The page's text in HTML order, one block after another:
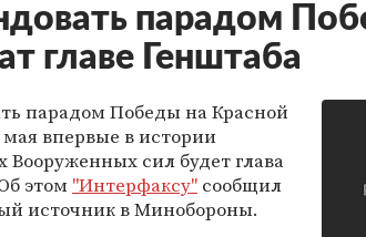
парадом
главе Генштаба
парадом Победы на Красной
впервые в истории
Вооруженных сил будет глава
этом "Интерфаксу" сообщил
источник в Минобороны.